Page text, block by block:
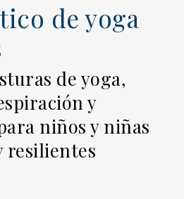
de yoga
de yoga,
y
niños y niñas
resilientes